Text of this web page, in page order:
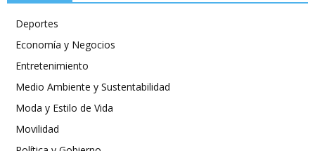
Deportes
Economía y Negocios
Entretenimiento
Medio Ambiente y Sustentabilidad
Moda y Estilo de Vida
Movilidad